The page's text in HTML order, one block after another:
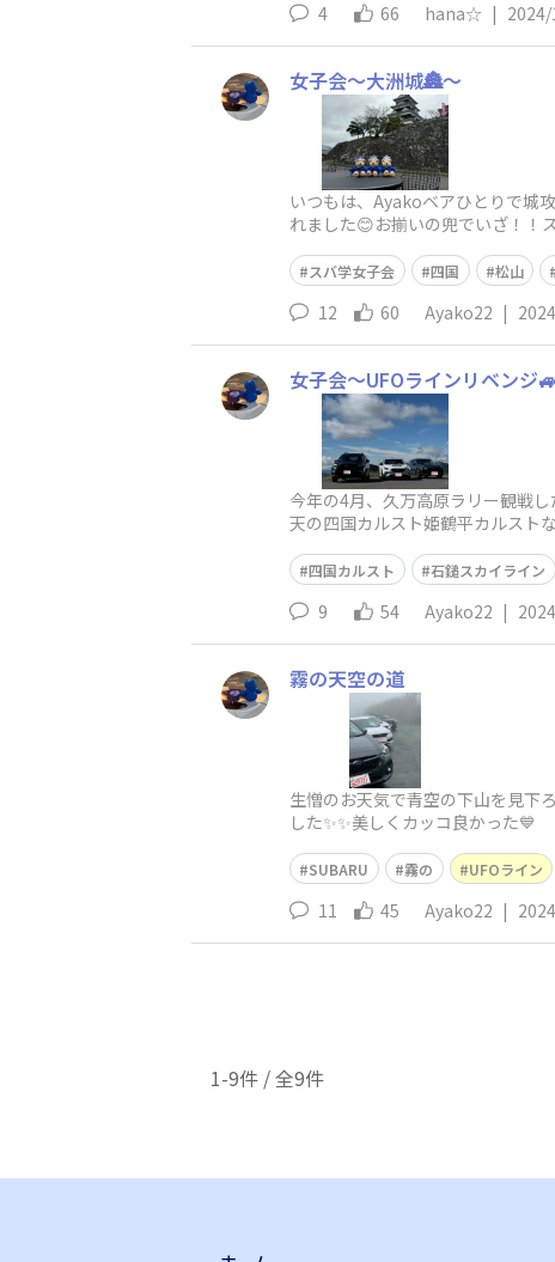
4 66 hana☆ |
女子会〜大洲城🏯〜
いつもは、Ayakoベアひとりで城
れました😊お揃いの兜でいざ！！
スバ学女子会 四国 松山
12 60 Ayako22 |
女子会〜UFOラインリベンジ
今年の4月、久万高原ラリー観戦
天の四国カルスト姫鶴平カルスト
四国カルスト 石鎚スカイライン
9 54 Ayako22 |
霧の天空の道
生憎のお天気で青空の下山を見下
した✨✨美しくカッコ良かった💙
SUBARU 霧の UFOライン
11 45 Ayako22 |
1-9件 / 全9件